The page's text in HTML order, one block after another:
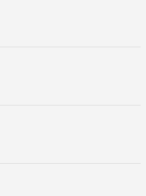
擁抱命運
養成閱讀習慣